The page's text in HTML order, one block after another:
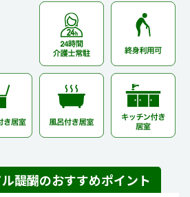
醍醐のおすすめポイント